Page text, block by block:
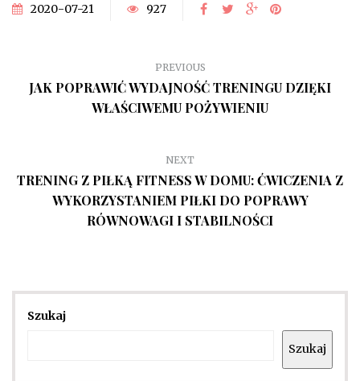
2020-07-21 927
PREVIOUS
JAK POPRAWIĆ WYDAJNOŚĆ TRENINGU DZIĘKI
WŁAŚCIWEMU POŻYWIENIU
NEXT
TRENING Z PIŁKĄ FITNESS W DOMU: ĆWICZENIA Z
WYKORZYSTANIEM PIŁKI DO POPRAWY
RÓWNOWAGI I STABILNOŚCI
Szukaj
Szukaj